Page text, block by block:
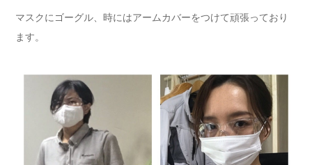
マスクにゴーグル、時にはアームカバーをつけて頑張っており
ます。